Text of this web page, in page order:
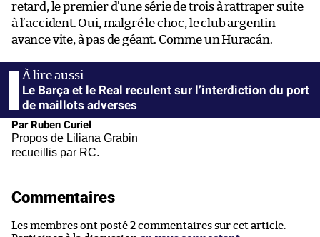
retard, le premier d’une série de trois à rattraper suite
à l’accident. Oui, malgré le choc, le club argentin
avance vite, à pas de géant. Comme un Huracán.
Le Barça et le Real reculent sur l’interdiction du port
de maillots adverses
Par Ruben Curiel
Propos de Liliana Grabin
recueillis par RC.
Commentaires
Les membres ont posté 2 commentaires sur cet article.